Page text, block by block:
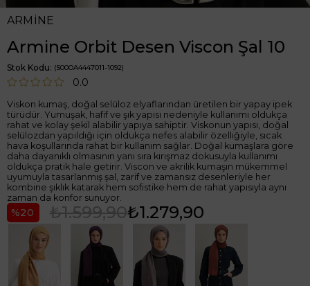
ARMİNE
Armine Orbit Desen Viscon Şal 10
Stok Kodu (S00OA4447011-1092)
0.0
Viskon kumaş, doğal selüloz elyaflarından üretilen bir yapay ipek
türüdür. Yumuşak, hafif ve şık yapısı nedeniyle kullanımı oldukça
rahat ve kolay şekil alabilir yapıya sahiptir. Viskonun yapısı, doğal
selülozdan yapıldığı için oldukça nefes alabilir özelliğiyle, sıcak
hava koşullarında rahat bir kullanım sağlar. Doğal kumaşlara göre
daha dayanıklı olmasının yanı sıra kırışmaz dokusuyla kullanımı
oldukça pratik hale getirir. Viscon ve akrilik kumaşın mükemmel
uyumuyla tasarlanmış şal, zarif ve zamansız desenleriyle her
kombine şıklık katarak hem sofistike hem de rahat yapısıyla aynı
zaman da konfor sunuyor.
20 ₺1.599,90₺1.279,90